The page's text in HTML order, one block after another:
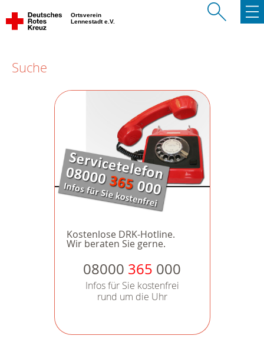
Ortsverein
Lennestadt e.V.
Suche
Kostenlose DRK-Hotline.
Wir beraten Sie gerne.
08000 365 000
Infos für Sie kostenfrei
rund um die Uhr